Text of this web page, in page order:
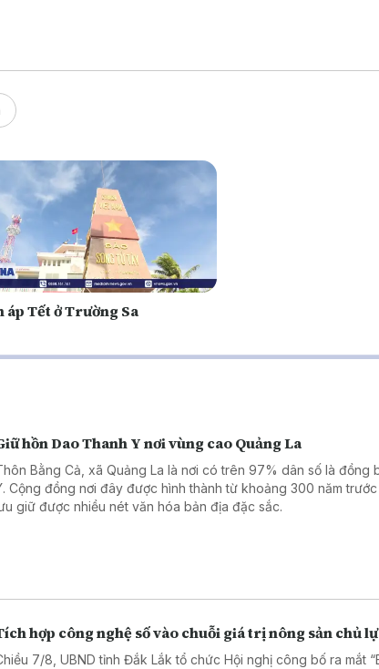
áp Tết ở Trường Sa
hồn Dao Thanh Y nơi vùng cao Quảng La
Bằng Cả, xã Quảng La là nơi có trên 97% dân số là đồng
Cộng đồng nơi đây được hình thành từ khoảng 300 năm
giữ được nhiều nét văn hóa bản địa đặc sắc.
hợp công nghệ số vào chuỗi giá trị nông sản chủ
7/8, UBND tỉnh Đắk Lắk tổ chức Hội nghị công bố ra mắt